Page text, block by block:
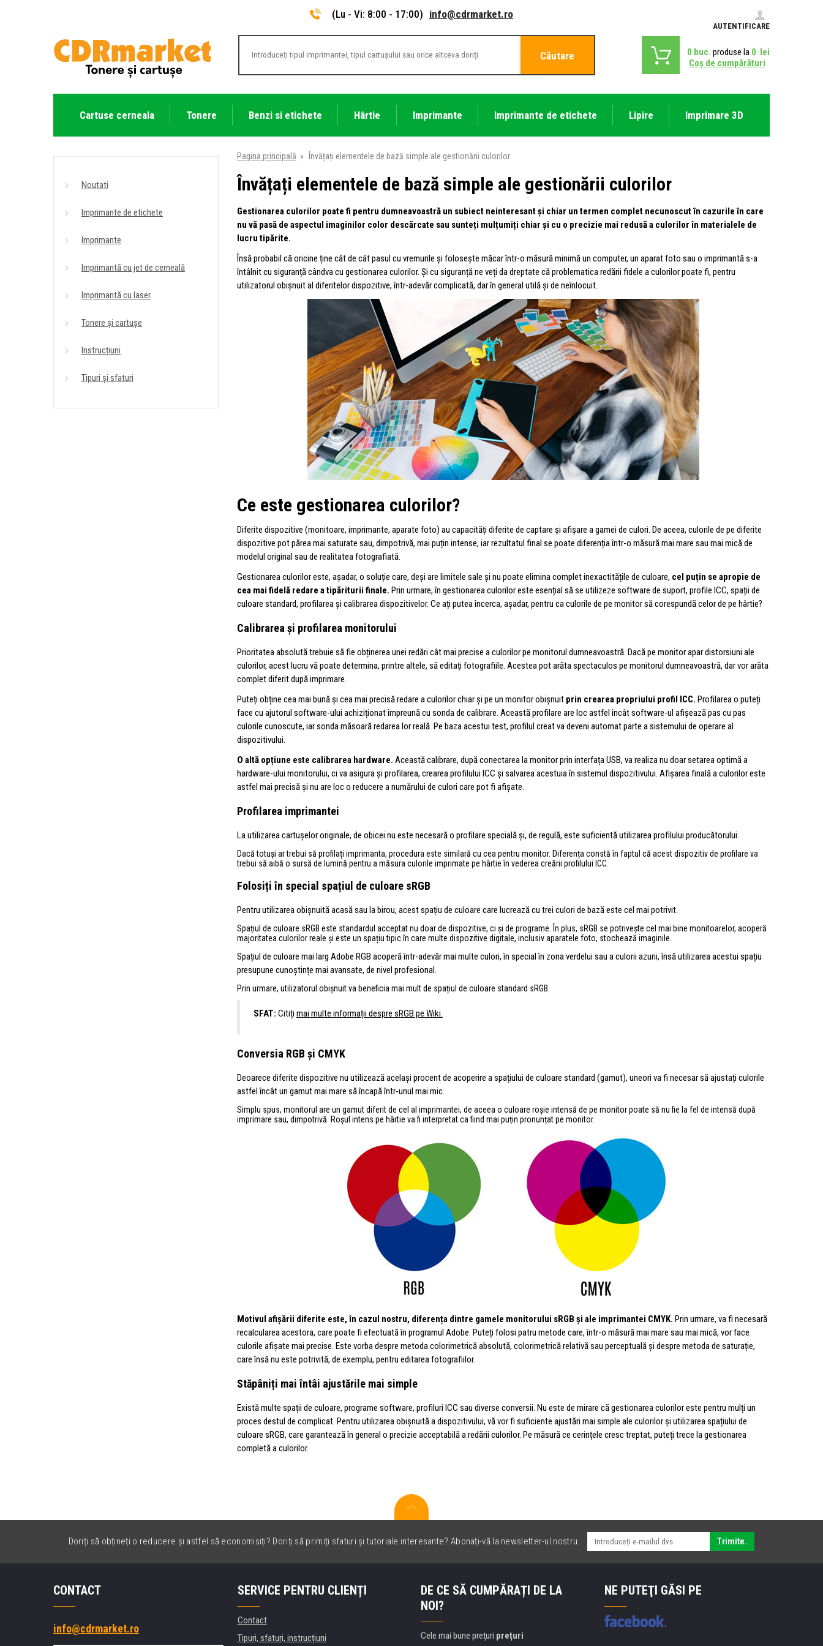
(Lu - Vi: 8:00 - 17:00) info@cdrmarket.ro
AUTENTIFICARE
Căutare 0 buc. produse la 0 lei
Coş de cumpărături
Cartuse cerneala Tonere Benzi si etichete Hârtie Imprimante Imprimante de etichete Lipire Imprimare 3D
Noutati
Imprimante de etichete
Imprimante
Imprimantă cu jet de cerneală
Imprimantă cu laser
Tonere și cartușe
Instrucțiuni
Tipuri și sfaturi
Pagina principală » Învățați elementele de bază simple ale gestionării culorilor
Învățați elementele de bază simple ale gestionării culorilor
Gestionarea culorilor poate fi pentru dumneavoastră un subiect neinteresant și chiar un termen complet necunoscut în cazurile în care
nu vă pasă de aspectul imaginilor color descărcate sau sunteți mulțumiți chiar și cu o precizie mai redusă a culorilor în materialele de
lucru tipărite.
Însă probabil că oricine ține cât de cât pasul cu vremurile și folosește măcar într-o măsură minimă un computer, un aparat foto sau o imprimantă s-a
întâlnit cu siguranță cândva cu gestionarea culorilor. Și cu siguranță ne veți da dreptate că problematica redării fidele a culorilor poate fi, pentru
utilizatorul obișnuit al diferitelor dispozitive, într-adevăr complicată, dar în general utilă și de neînlocuit.
Ce este gestionarea culorilor?
Diferite dispozitive (monitoare, imprimante, aparate foto) au capacități diferite de captare și afișare a gamei de culori. De aceea, culorile de pe diferite
dispozitive pot părea mai saturate sau, dimpotrivă, mai puțin intense, iar rezultatul final se poate diferenția într-o măsură mai mare sau mai mică de
modelul original sau de realitatea fotografiată.
Gestionarea culorilor este, așadar, o soluție care, deși are limitele sale și nu poate elimina complet inexactitățile de culoare, cel puțin se apropie de
cea mai fidelă redare a tipăriturii finale. Prin urmare, în gestionarea culorilor este esențial să se utilizeze software de suport, profile ICC, spații de
culoare standard, profilarea și calibrarea dispozitivelor. Ce ați putea încerca, așadar, pentru ca culorile de pe monitor să corespundă celor de pe hârtie?
Calibrarea și profilarea monitorului
Prioritatea absolută trebuie să fie obținerea unei redări cât mai precise a culorilor pe monitorul dumneavoastră. Dacă pe monitor apar distorsiuni ale
culorilor, acest lucru vă poate determina, printre altele, să editați fotografiile. Acestea pot arăta spectaculos pe monitorul dumneavoastră, dar vor arăta
complet diferit după imprimare.
Puteți obține cea mai bună și cea mai precisă redare a culorilor chiar și pe un monitor obișnuit prin crearea propriului profil ICC. Profilarea o puteți
face cu ajutorul software-ului achiziționat împreună cu sonda de calibrare. Această profilare are loc astfel încât software-ul afișează pas cu pas
culorile cunoscute, iar sonda măsoară redarea lor reală. Pe baza acestui test, profilul creat va deveni automat parte a sistemului de operare al
dispozitivului.
O altă opțiune este calibrarea hardware. Această calibrare, după conectarea la monitor prin interfața USB, va realiza nu doar setarea optimă a
hardware-ului monitorului, ci va asigura și profilarea, crearea profilului ICC și salvarea acestuia în sistemul dispozitivului. Afișarea finală a culorilor este
astfel mai precisă și nu are loc o reducere a numărului de culori care pot fi afișate.
Profilarea imprimantei
La utilizarea cartușelor originale, de obicei nu este necesară o profilare specială și, de regulă, este suficientă utilizarea profilului producătorului.
Dacă totuși ar trebui să profilați imprimanta, procedura este similară cu cea pentru monitor. Diferența constă în faptul că acest dispozitiv de profilare va
trebui să aibă o sursă de lumină pentru a măsura culorile imprimate pe hârtie în vederea creării profilului ICC.
Folosiți în special spațiul de culoare sRGB
Pentru utilizarea obișnuită acasă sau la birou, acest spațiu de culoare care lucrează cu trei culori de bază este cel mai potrivit.
Spațiul de culoare sRGB este standardul acceptat nu doar de dispozitive, ci și de programe. În plus, sRGB se potrivește cel mai bine monitoarelor, acoperă
majoritatea culorilor reale și este un spațiu tipic în care multe dispozitive digitale, inclusiv aparatele foto, stochează imaginile.
Spațiul de culoare mai larg Adobe RGB acoperă într-adevăr mai multe culori, în special în zona verdelui sau a culorii azurii, însă utilizarea acestui spațiu
presupune cunoștințe mai avansate, de nivel profesional.
Prin urmare, utilizatorul obișnuit va beneficia mai mult de spațiul de culoare standard sRGB.
SFAT: Citiți mai multe informații despre sRGB pe Wiki.
Conversia RGB și CMYK
Deoarece diferite dispozitive nu utilizează același procent de acoperire a spațiului de culoare standard (gamut), uneori va fi necesar să ajustați culorile
astfel încât un gamut mai mare să încapă într-unul mai mic.
Simplu spus, monitorul are un gamut diferit de cel al imprimantei, de aceea o culoare roșie intensă de pe monitor poate să nu fie la fel de intensă după
imprimare sau, dimpotrivă. Roșul intens pe hârtie va fi interpretat ca fiind mai puțin pronunțat pe monitor.
Motivul afișării diferite este, în cazul nostru, diferența dintre gamele monitorului sRGB și ale imprimantei CMYK. Prin urmare, va fi necesară
recalcularea acestora, care poate fi efectuată în programul Adobe. Puteți folosi patru metode care, într-o măsură mai mare sau mai mică, vor face
culorile afișate mai precise. Este vorba despre metoda colorimetrică absolută, colorimetrică relativă sau perceptuală și despre metoda de saturație,
care însă nu este potrivită, de exemplu, pentru editarea fotografiilor.
Stăpâniți mai întâi ajustările mai simple
Există multe spații de culoare, programe software, profiluri ICC sau diverse conversii. Nu este de mirare că gestionarea culorilor este pentru mulți un
proces destul de complicat. Pentru utilizarea obișnuită a dispozitivului, vă vor fi suficiente ajustări mai simple ale culorilor și utilizarea spațiului de
culoare sRGB, care garantează în general o precizie acceptabilă a redării culorilor. Pe măsură ce cerințele cresc treptat, puteți trece la gestionarea
completă a culorilor.
Doriți să obțineți o reducere și astfel să economisiți? Doriți să primiți sfaturi și tutoriale interesante? Abonați-vă la newsletter-ul nostru. Trimite.
CONTACT
info@cdrmarket.ro
SERVICE PENTRU CLIENȚI
Contact
Tipuri, sfaturi, instrucțiuni
DE CE SĂ CUMPĂRAȚI DE LA
NOI?
Cele mai bune preţuri preţuri
NE PUTEŢI GĂSI PE